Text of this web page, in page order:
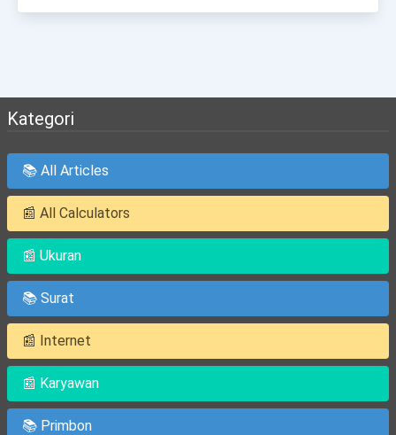
Kategori
📚 All Articles
📰 All Calculators
📰 Ukuran
📚 Surat
📰 Internet
📰 Karyawan
📚 Primbon